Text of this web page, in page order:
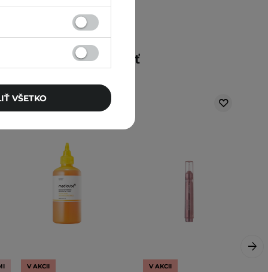
Mohlo by vás zaujímať
V AKCII V AKCII
VŠETKO